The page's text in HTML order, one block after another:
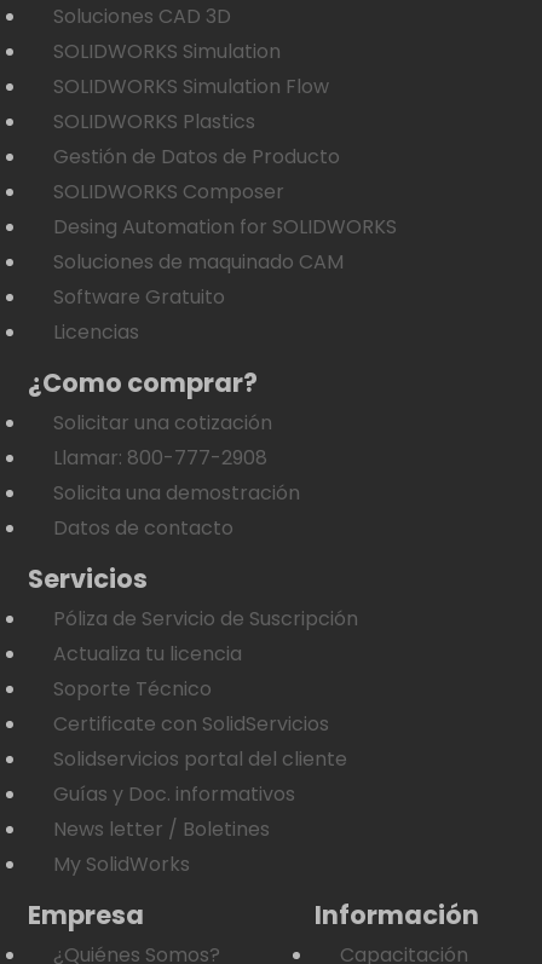
Soluciones CAD 3D
SOLIDWORKS Simulation
SOLIDWORKS Simulation Flow
SOLIDWORKS Plastics
Gestión de Datos de Producto
SOLIDWORKS Composer
Desing Automation for SOLIDWORKS
Soluciones de maquinado CAM
Software Gratuito
Licencias
¿Como comprar?
Solicitar una cotización
Llamar: 800-777-2908
Solicita una demostración
Datos de contacto
Servicios
Póliza de Servicio de Suscripción
Actualiza tu licencia
Soporte Técnico
Certificate con SolidServicios
Solidservicios portal del cliente
Guías y Doc. informativos
News letter / Boletines
My SolidWorks
Empresa
¿Quiénes Somos?
Información
Capacitación